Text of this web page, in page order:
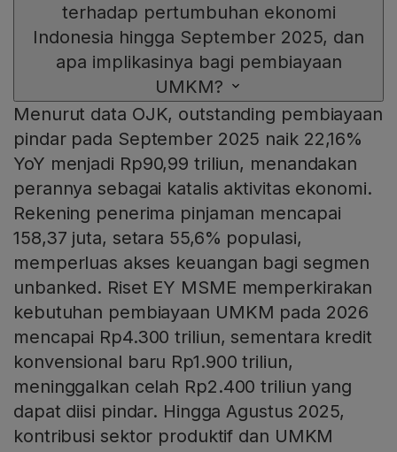
terhadap pertumbuhan ekonomi
Indonesia hingga September 2025, dan
apa implikasinya bagi pembiayaan
UMKM?
Menurut data OJK, outstanding pembiayaan
pindar pada September 2025 naik 22,16%
YoY menjadi Rp90,99 triliun, menandakan
perannya sebagai katalis aktivitas ekonomi.
Rekening penerima pinjaman mencapai
158,37 juta, setara 55,6% populasi,
memperluas akses keuangan bagi segmen
unbanked. Riset EY MSME memperkirakan
kebutuhan pembiayaan UMKM pada 2026
mencapai Rp4.300 triliun, sementara kredit
konvensional baru Rp1.900 triliun,
meninggalkan celah Rp2.400 triliun yang
dapat diisi pindar. Hingga Agustus 2025,
kontribusi sektor produktif dan UMKM